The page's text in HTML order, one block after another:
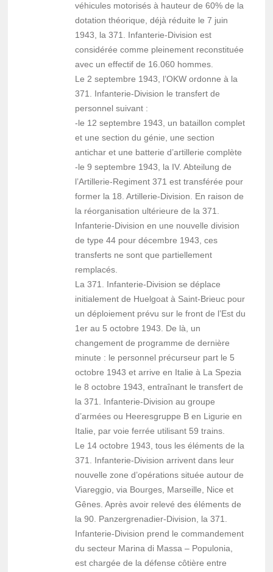
véhicules motorisés à hauteur de 60% de la
dotation théorique, déjà réduite le 7 juin
1943, la 371. Infanterie-Division est
considérée comme pleinement reconstituée
avec un effectif de 16.060 hommes.
Le 2 septembre 1943, l’OKW ordonne à la
371. Infanterie-Division le transfert de
personnel suivant :
-le 12 septembre 1943, un bataillon complet
et une section du génie, une section
antichar et une batterie d’artillerie complète
-le 9 septembre 1943, la IV. Abteilung de
l’Artillerie-Regiment 371 est transférée pour
former la 18. Artillerie-Division. En raison de
la réorganisation ultérieure de la 371.
Infanterie-Division en une nouvelle division
de type 44 pour décembre 1943, ces
transferts ne sont que partiellement
remplacés.
La 371. Infanterie-Division se déplace
initialement de Huelgoat à Saint-Brieuc pour
un déploiement prévu sur le front de l’Est du
1er au 5 octobre 1943. De là, un
changement de programme de dernière
minute : le personnel précurseur part le 5
octobre 1943 et arrive en Italie à La Spezia
le 8 octobre 1943, entraînant le transfert de
la 371. Infanterie-Division au groupe
d’armées ou Heeresgruppe B en Ligurie en
Italie, par voie ferrée utilisant 59 trains.
Le 14 octobre 1943, tous les éléments de la
371. Infanterie-Division arrivent dans leur
nouvelle zone d’opérations située autour de
Viareggio, via Bourges, Marseille, Nice et
Gênes. Après avoir relevé des éléments de
la 90. Panzergrenadier-Division, la 371.
Infanterie-Division prend le commandement
du secteur Marina di Massa – Populonia,
est chargée de la défense côtière entre